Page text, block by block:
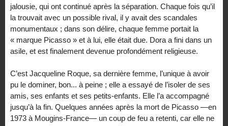
jalousie, qui ont continué après la séparation. Chaque fois qu’il
la trouvait avec un possible rival, il y avait des scandales
monumentaux ; dans son délire, chaque femme portait la
« marque Picasso » et à lui, elle était due. Dora a fini dans un
asile, et est finalement devenue profondément religieuse.
C’est Jacqueline Roque, sa dernière femme, l’unique à avoir
pu le dominer, bon... à peine ; elle a essayé de l’isoler de ses
amis, ses enfants et ses petits-enfants. Elle l’a accompagné
jusqu’à la fin. Quelques années après la mort de Picasso —en
1973 à Mougins-France— un coup de feu a retenti, car elle ne